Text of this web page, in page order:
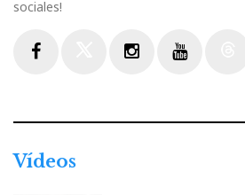
sociales!
Vídeos